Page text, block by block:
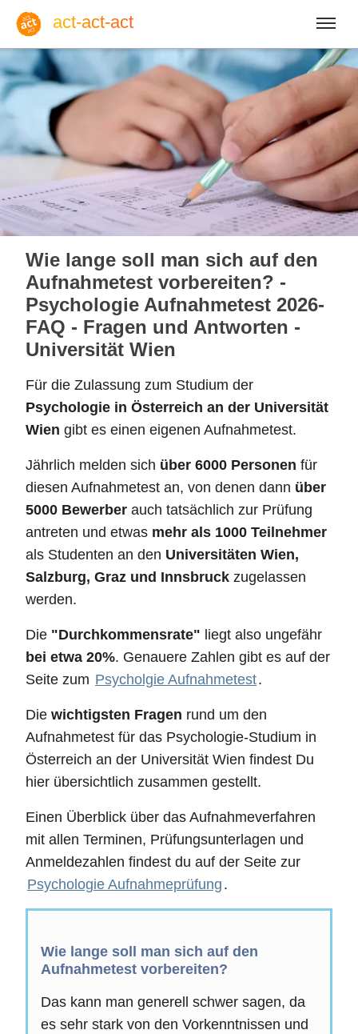
act-act-act
Anmelden
Blog
So, 09. August 2026 | 32
Englisch Deutsch Spanisch
Wie lange soll man sich auf den
Aufnahmetest vorbereiten? -
Psychologie Aufnahmetest 2026-
FAQ - Fragen und Antworten -
Universität Wien
Für die Zulassung zum Studium der
Psychologie in Österreich an der Universität
Wien gibt es einen eigenen Aufnahmetest.
Jährlich melden sich über 6000 Personen für
diesen Aufnahmetest an, von denen dann über
5000 Bewerber auch tatsächlich zur Prüfung
antreten und etwas mehr als 1000 Teilnehmer
als Studenten an den Universitäten Wien,
Salzburg, Graz und Innsbruck zugelassen
werden.
Die "Durchkommensrate" liegt also ungefähr
bei etwa 20%. Genauere Zahlen gibt es auf der
Seite zum Psycholgie Aufnahmetest.
Die wichtigsten Fragen rund um den
Aufnahmetest für das Psychologie-Studium in
Österreich an der Universität Wien findest Du
hier übersichtlich zusammen gestellt.
Einen Überblick über das Aufnahmeverfahren
mit allen Terminen, Prüfungsunterlagen und
Anmeldezahlen findest du auf der Seite zur
Psychologie Aufnahmeprüfung .
Wie lange soll man sich auf den
Aufnahmetest vorbereiten?
Das kann man generell schwer sagen, da
es sehr stark von den Vorkenntnissen und